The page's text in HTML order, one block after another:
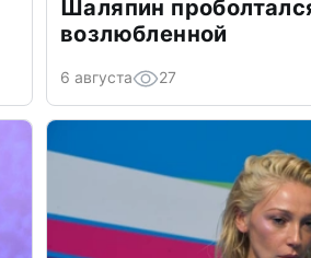
Шаляпин
возлюбленной
6 августа 27